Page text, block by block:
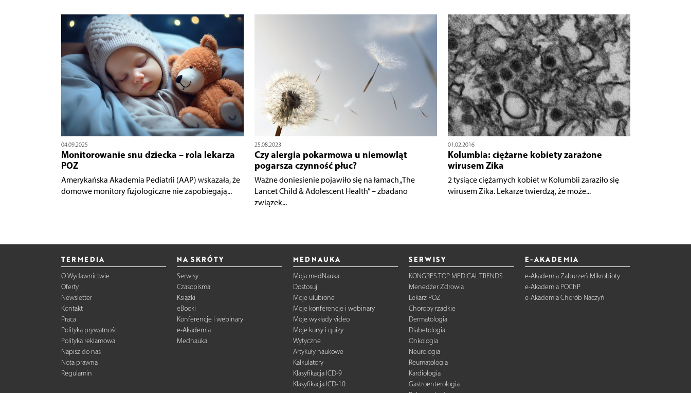
04.09.2025
Monitorowanie snu dziecka – rola lekarza
POZ
Amerykańska Akademia Pediatrii (AAP) wskazała, że
domowe monitory fizjologiczne nie zapobiegają...
25.08.2023
Czy alergia pokarmowa u niemowląt
pogarsza czynność płuc?
Ważne doniesienie pojawiło się na łamach „The
Lancet Child & Adolescent Health” – zbadano
związek...
01.02.2016
Kolumbia: ciężarne kobiety zarażone
wirusem Zika
2 tysiące ciężarnych kobiet w Kolumbii zaraziło się
wirusem Zika. Lekarze twierdzą, że może...
TERMEDIA
O Wydawnictwie
Oferty
Newsletter
Kontakt
Praca
Polityka prywatności
Polityka reklamowa
Napisz do nas
Nota prawna
Regulamin
NA SKRÓTY
Serwisy
Czasopisma
Książki
eBooki
Konferencje i webinary
e-Akademia
Mednauka
MEDNAUKA
Moja medNauka
Dostosuj
Moje ulubione
Moje konferencje i webinary
Moje wykłady video
Moje kursy i quizy
Wytyczne
Artykuły naukowe
Kalkulatory
Klasyfikacja ICD-9
Klasyfikacja ICD-10
SERWISY
KONGRES TOP MEDICAL TRENDS
Menedżer Zdrowia
Lekarz POZ
Choroby rzadkie
Dermatologia
Diabetologia
Onkologia
Neurologia
Reumatologia
Kardiologia
Gastroenterologia
E-AKADEMIA
e-Akademia Zaburzeń Mikrobioty
e-Akademia POChP
e-Akademia Chorób Naczyń